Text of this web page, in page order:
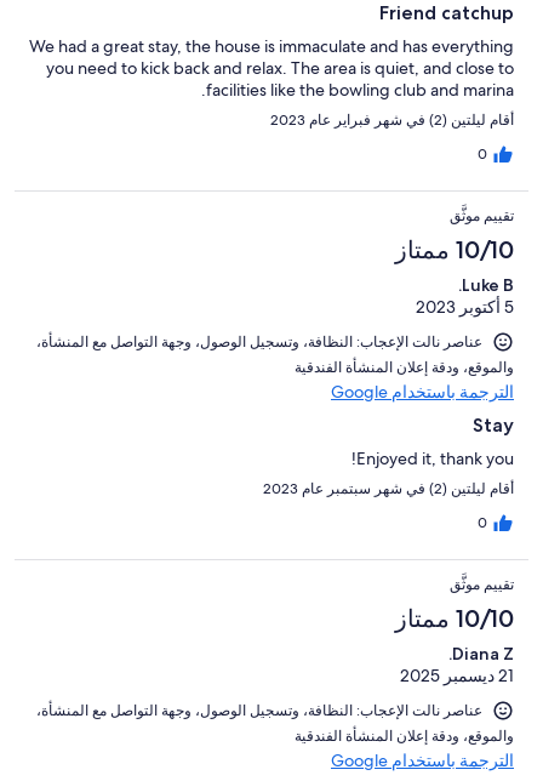
Friend catchup
We had a great stay, the house is immaculate and has everything
you need to kick back and relax. The area is quiet, and close to
facilities like the bowling club and marina.
أقام ليلتين (2) في شهر فبراير عام 2023
0
تقييم موثَّق
10/10 ممتاز
Luke B.
5 أكتوبر 2023
عناصر نالت الإعجاب: ⁦النظافة⁩، و⁦تسجيل الوصول⁩، و⁦جهة التواصل مع المنشأة⁩،
و⁦الموقع⁩، و⁦دقة إعلان المنشأة الفندقية⁩
الترجمة باستخدام Google
Stay
Enjoyed it, thank you!
أقام ليلتين (2) في شهر سبتمبر عام 2023
0
تقييم موثَّق
10/10 ممتاز
Diana Z.
21 ديسمبر 2025
عناصر نالت الإعجاب: ⁦النظافة⁩، و⁦تسجيل الوصول⁩، و⁦جهة التواصل مع المنشأة⁩،
و⁦الموقع⁩، و⁦دقة إعلان المنشأة الفندقية⁩
الترجمة باستخدام Google